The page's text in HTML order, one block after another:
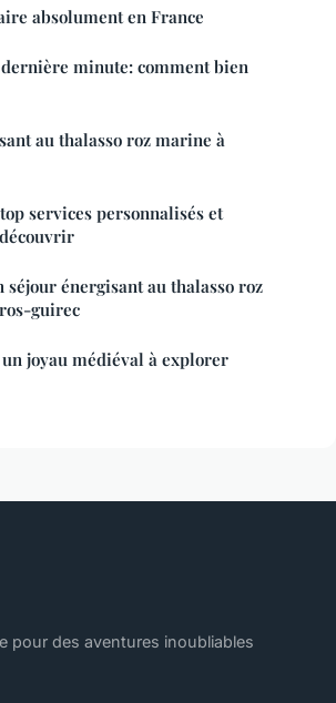
absolument en France
minute: comment bien
au thalasso roz marine à
services personnalisés et
séjour énergisant au thalasso roz
guirec
joyau médiéval à explorer
pour des aventures inoubliables